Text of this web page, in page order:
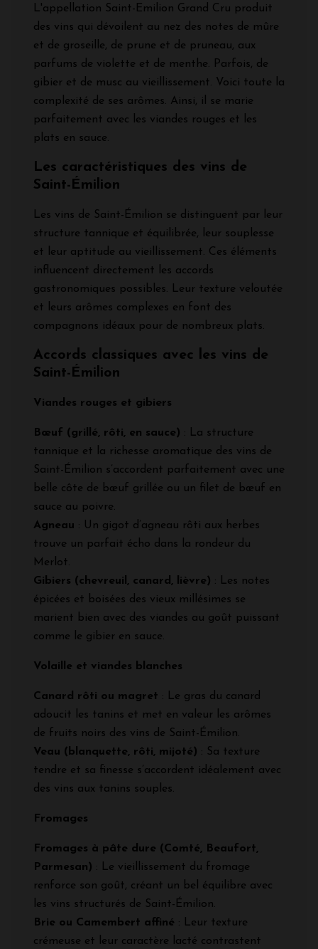
L'appellation Saint-Emilion Grand Cru produit
des vins qui dévoilent au nez des notes de mûre
et de groseille, de prune et de pruneau, aux
parfums de violette et de menthe. Parfois, de
gibier et de musc au vieillissement. Voici toute la
complexité de ses arômes. Ainsi, il se marie
parfaitement avec les viandes rouges et les
plats en sauce.
Les caractéristiques des vins de
Saint-Émilion
Les vins de Saint-Émilion se distinguent par leur
structure tannique et équilibrée, leur souplesse
et leur aptitude au vieillissement. Ces éléments
influencent directement les accords
gastronomiques possibles. Leur texture veloutée
et leurs arômes complexes en font des
compagnons idéaux pour de nombreux plats.
Accords classiques avec les vins de
Saint-Émilion
Viandes rouges et gibiers
Bœuf (grillé, rôti, en sauce) : La structure
tannique et la richesse aromatique des vins de
Saint-Émilion s’accordent parfaitement avec une
belle côte de bœuf grillée ou un filet de bœuf en
sauce au poivre.
Agneau : Un gigot d’agneau rôti aux herbes
trouve un parfait écho dans la rondeur du
Merlot.
Gibiers (chevreuil, canard, lièvre) : Les notes
épicées et boisées des vieux millésimes se
marient bien avec des viandes au goût puissant
comme le gibier en sauce.
Volaille et viandes blanches
Canard rôti ou magret : Le gras du canard
adoucit les tanins et met en valeur les arômes
de fruits noirs des vins de Saint-Émilion.
Veau (blanquette, rôti, mijoté) : Sa texture
tendre et sa finesse s’accordent idéalement avec
des vins aux tanins souples.
Fromages
Fromages à pâte dure (Comté, Beaufort,
Parmesan) : Le vieillissement du fromage
renforce son goût, créant un bel équilibre avec
les vins structurés de Saint-Émilion.
Brie ou Camembert affiné : Leur texture
crémeuse et leur caractère lacté contrastent